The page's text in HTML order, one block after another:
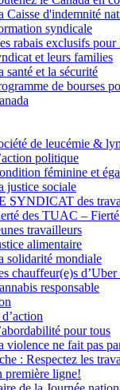
Caisse d'indemnité
syndicale
rabais exclusifs pour
et leurs families
santé et la sécurité
de bourses
de leucémie &
politique
féminine et
justice sociale
SYNDICAT des
des TUAC –
travailleurs
alimentaire
solidarité mondiale
chauffeur(e)s d’Uber
responsable
pour tous
violence ne fait pas
: Respectez les
première ligne!